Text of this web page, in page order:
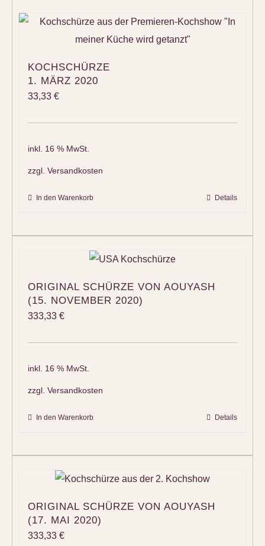
KOCHSCHÜRZE
1. MÄRZ 2020
33,33 €
inkl. 16 % MwSt.
zzgl. Versandkosten
In den Warenkorb Details
ORIGINAL SCHÜRZE VON AOUYASH
(15. NOVEMBER 2020)
333,33 €
inkl. 16 % MwSt.
zzgl. Versandkosten
In den Warenkorb Details
ORIGINAL SCHÜRZE VON AOUYASH
(17. MAI 2020)
333,33 €